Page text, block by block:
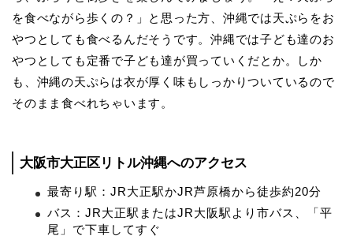
を食べながら歩くの？」と思った方、沖縄では天ぷらをお
やつとしても食べるんだそうです。沖縄では子ども達のお
やつとしても定番で子ども達が買っていくだとか。しか
も、沖縄の天ぷらは衣が厚く味もしっかりついているので
そのまま食べれちゃいます。
大阪市大正区リトル沖縄へのアクセス
最寄り駅：JR大正駅かJR芦原橋から徒歩約20分
バス：JR大正駅またはJR大阪駅より市バス、「平
尾」で下車してすぐ